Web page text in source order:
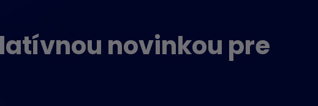
novinkou pre